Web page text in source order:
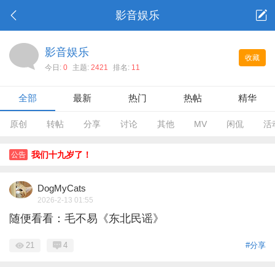
影音娱乐
收藏
影音娱乐
今日: 0 主题: 2421 排名: 11
全部 最新 热门 热帖 精华
原创 转帖 分享 讨论 其他 MV 闲侃 活
公告 我们十九岁了！
DogMyCats
2026-2-13 01:55
随便看看：毛不易《东北民谣》
#分享
21 4